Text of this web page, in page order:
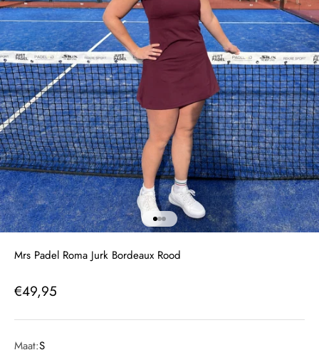
Naar artikel 1
Naar artikel 2
Naar artikel 3
Mrs Padel Roma Jurk Bordeaux Rood
Aanbiedingsprijs
€49,95
Maat:S